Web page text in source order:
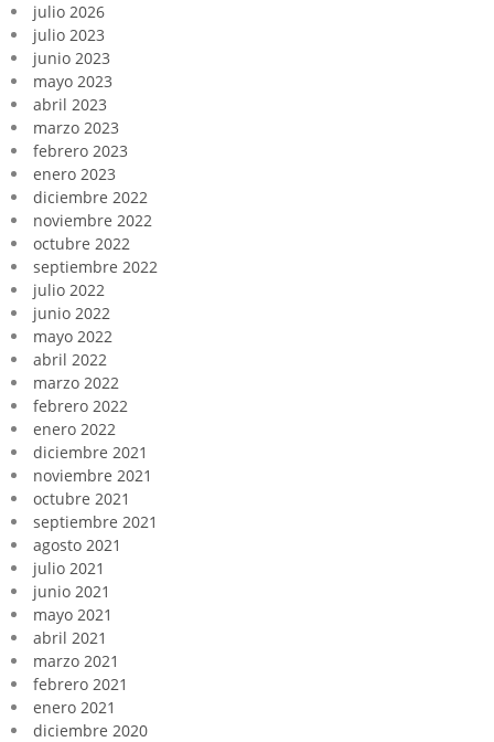
julio 2026
julio 2023
junio 2023
mayo 2023
abril 2023
marzo 2023
febrero 2023
enero 2023
diciembre 2022
noviembre 2022
octubre 2022
septiembre 2022
julio 2022
junio 2022
mayo 2022
abril 2022
marzo 2022
febrero 2022
enero 2022
diciembre 2021
noviembre 2021
octubre 2021
septiembre 2021
agosto 2021
julio 2021
junio 2021
mayo 2021
abril 2021
marzo 2021
febrero 2021
enero 2021
diciembre 2020